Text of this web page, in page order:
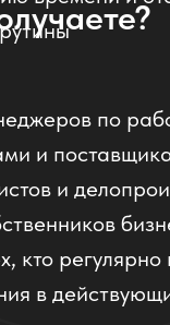
сроки поставки — я
сразу выдала
Удобно, быстро и без
интернет-магазина